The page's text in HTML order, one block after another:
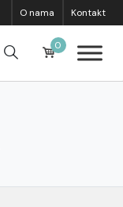
O nama Kontakt
0